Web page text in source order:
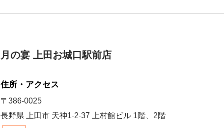
月の宴 上田お城口駅前店
住所・アクセス
〒386-0025
長野県 上田市 天神1-2-37 上村館ビル 1階、2階